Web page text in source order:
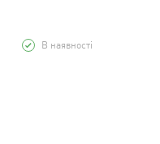
В наявності